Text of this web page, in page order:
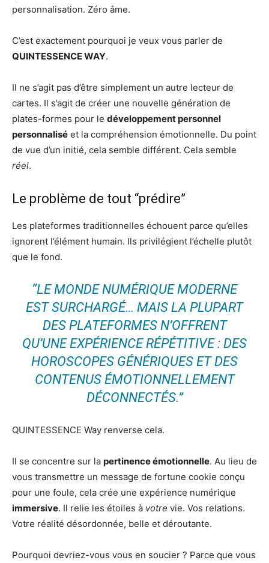
personnalisation. Zéro âme.
C’est exactement pourquoi je veux vous parler de
QUINTESSENCE WAY.
Il ne s’agit pas d’être simplement un autre lecteur de
cartes. Il s’agit de créer une nouvelle génération de
plates-formes pour le développement personnel
personnalisé et la compréhension émotionnelle. Du point
de vue d’un initié, cela semble différent. Cela semble
réel.
Le problème de tout “prédire”
Les plateformes traditionnelles échouent parce qu’elles
ignorent l’élément humain. Ils privilégient l’échelle plutôt
que le fond.
“LE MONDE NUMÉRIQUE MODERNE
EST SURCHARGÉ… MAIS LA PLUPART
DES PLATEFORMES N’OFFRENT
QU’UNE EXPÉRIENCE RÉPÉTITIVE : DES
HOROSCOPES GÉNÉRIQUES ET DES
CONTENUS ÉMOTIONNELLEMENT
DÉCONNECTÉS.”
QUINTESSENCE Way renverse cela.
Il se concentre sur la pertinence émotionnelle. Au lieu de
vous transmettre un message de fortune cookie conçu
pour une foule, cela crée une expérience numérique
immersive. Il relie les étoiles à votre vie. Vos relations.
Votre réalité désordonnée, belle et déroutante.
Pourquoi devriez-vous vous en soucier ? Parce que vous